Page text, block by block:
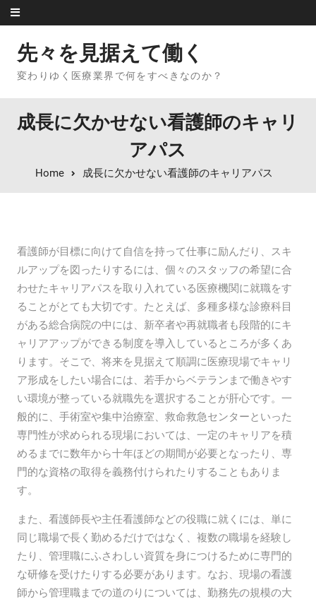
Skip to content
先々を見据えて働く
変わりゆく医療業界で何をすべきなのか？
成長に欠かせない看護師のキャリ
アパス
Home 成長に欠かせない看護師のキャリアパス
看護師が目標に向けて自信を持って仕事に励んだり、スキ
ルアップを図ったりするには、個々のスタッフの希望に合
わせたキャリアパスを取り入れている医療機関に就職をす
ることがとても大切です。たとえば、多種多様な診療科目
がある総合病院の中には、新卒者や再就職者も段階的にキ
ャリアアップができる制度を導入しているところが多くあ
ります。そこで、将来を見据えて順調に医療現場でキャリ
ア形成をしたい場合には、若手からベテランまで働きやす
い環境が整っている就職先を選択することが肝心です。一
般的に、手術室や集中治療室、救命救急センターといった
専門性が求められる現場においては、一定のキャリアを積
めるまでに数年から十年ほどの期間が必要となったり、専
門的な資格の取得を義務付けられたりすることもありま
す。
また、看護師長や主任看護師などの役職に就くには、単に
同じ職場で長く勤めるだけではなく、複数の職場を経験し
たり、管理職にふさわしい資質を身につけるために専門的
な研修を受けたりする必要があります。なお、現場の看護
師から管理職までの道のりについては、勤務先の規模の大